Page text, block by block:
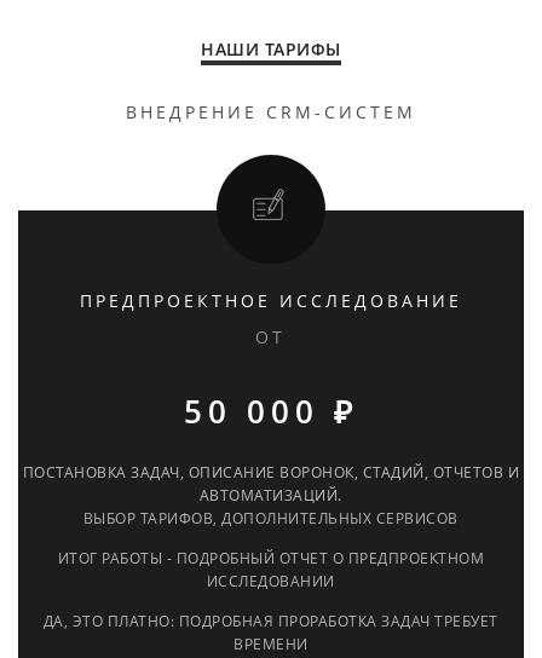
НАШИ ТАРИФЫ
ВНЕДРЕНИЕ CRM-СИСТЕМ
ПРЕДПРОЕКТНОЕ ИССЛЕДОВАНИЕ
ОТ
50 000 ₽
ПОСТАНОВКА ЗАДАЧ, ОПИСАНИЕ ВОРОНОК, СТАДИЙ, ОТЧЕТОВ И
АВТОМАТИЗАЦИЙ.
ВЫБОР ТАРИФОВ, ДОПОЛНИТЕЛЬНЫХ СЕРВИСОВ
ИТОГ РАБОТЫ - ПОДРОБНЫЙ ОТЧЕТ О ПРЕДПРОЕКТНОМ
ИССЛЕДОВАНИИ
ДА, ЭТО ПЛАТНО: ПОДРОБНАЯ ПРОРАБОТКА ЗАДАЧ ТРЕБУЕТ
ВРЕМЕНИ